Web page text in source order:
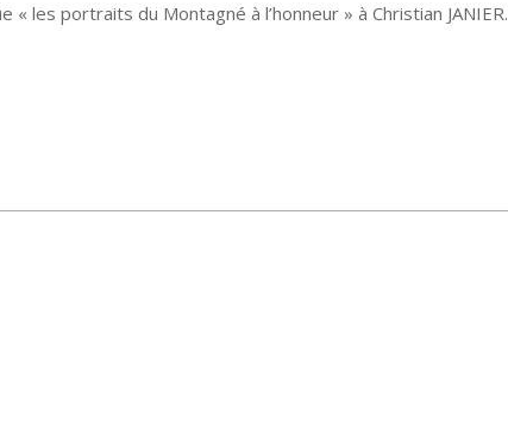
les portraits du Montagné à l’honneur » à Christian JANIER.